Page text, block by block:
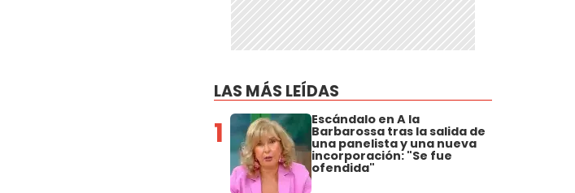
LAS MÁS LEÍDAS
1 Escándalo en A la
Barbarossa tras la salida de
una panelista y una nueva
incorporación: "Se fue
ofendida"